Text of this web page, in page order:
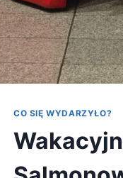
CO SIĘ WYDARZYŁO?